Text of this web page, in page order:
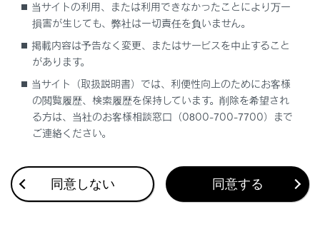
合わせて見られているページ
走行モードを切りかえる
ヘッドランプの使用
雨の日の視界の確保
当サイトの利用、または利用できなかったことにより万一
損害が生じても、弊社は一切責任を負いません。
掲載内容は予告なく変更、またはサービスを中止すること
があります。
当サイト（取扱説明書）では、利便性向上のためにお客様
の閲覧履歴、検索履歴を保持しています。削除を希望され
る方は、当社のお客様相談窓口（0800-700-7700）まで
ご連絡ください。
同意しない 同意する